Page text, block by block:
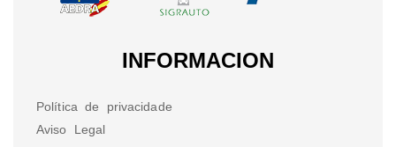
INFORMACION
Política de privacidade
Aviso Legal